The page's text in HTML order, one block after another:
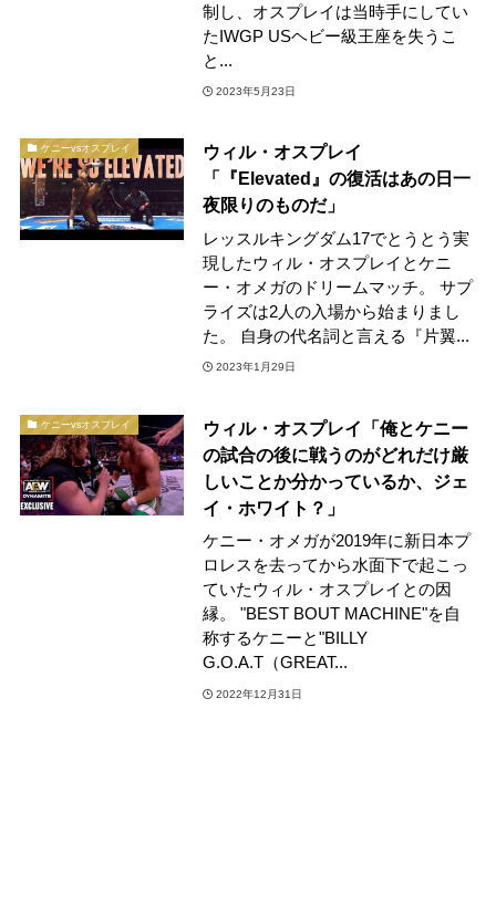
制し、オスプレイは当時手にしてい
たIWGP USヘビー級王座を失うこ
と...
2023年5月23日
ケニーvsオスプレイ
ウィル・オスプレイ
「『Elevated』の復活はあの日一
夜限りのものだ」
レッスルキングダム17でとうとう実
現したウィル・オスプレイとケニ
ー・オメガのドリームマッチ。 サプ
ライズは2人の入場から始まりまし
た。 自身の代名詞と言える『片翼...
2023年1月29日
ケニーvsオスプレイ
ウィル・オスプレイ「俺とケニー
の試合の後に戦うのがどれだけ厳
しいことか分かっているか、ジェ
イ・ホワイト？」
ケニー・オメガが2019年に新日本プ
ロレスを去ってから水面下で起こっ
ていたウィル・オスプレイとの因
縁。 "BEST BOUT MACHINE"を自
称するケニーと"BILLY
G.O.A.T（GREAT...
2022年12月31日